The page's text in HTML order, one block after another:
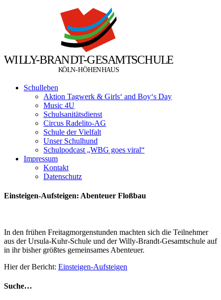
WILLY-BRANDT-GESAMTSCHULE
KÖLN-HÖHENHAUS
Schulleben
Aktion Tagwerk & Girls‘ and Boy‘s Day
Music 4U
Schulsanitätsdienst
Circus Radelito-AG
Schule der Vielfalt
Unser Schulhund
Schulpodcast „WBG goes viral“
Impressum
Kontakt
Datenschutz
Einsteigen-Aufsteigen: Abenteuer Floßbau
In den frühen Freitagmorgenstunden machten sich die Teilnehmer
aus der Ursula-Kuhr-Schule und der Willy-Brandt-Gesamtschule auf
in ihr bisher größtes gemeinsames Abenteuer.
Hier der Bericht: Einsteigen-Aufsteigen
Suche…